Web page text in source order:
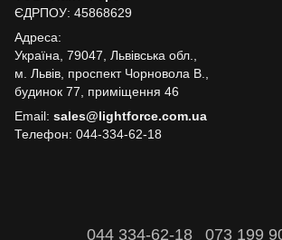
ЄДРПОУ: 45868629
Адреса:
Україна, 79047, Львівська обл.,
м. Львів, проспект Чорновола В.,
будинок 77, приміщення 46
Email: sales@lightforce.com.ua
Телефон: 044-334-62-18
044 334-62-18 073 199